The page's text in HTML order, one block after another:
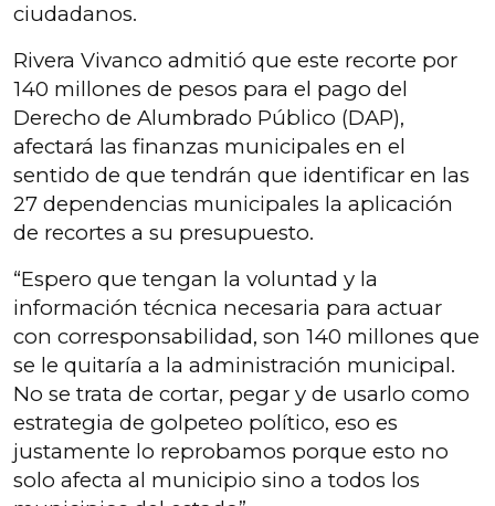
ciudadanos.
Rivera Vivanco admitió que este recorte por
140 millones de pesos para el pago del
Derecho de Alumbrado Público (DAP),
afectará las finanzas municipales en el
sentido de que tendrán que identificar en las
27 dependencias municipales la aplicación
de recortes a su presupuesto.
“Espero que tengan la voluntad y la
información técnica necesaria para actuar
con corresponsabilidad, son 140 millones que
se le quitaría a la administración municipal.
No se trata de cortar, pegar y de usarlo como
estrategia de golpeteo político, eso es
justamente lo reprobamos porque esto no
solo afecta al municipio sino a todos los